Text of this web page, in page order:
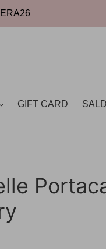
GIFT CARD SALDI